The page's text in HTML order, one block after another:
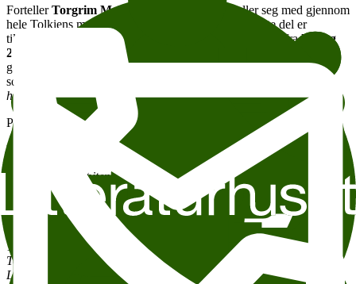
FortellerTorgrim Mellum Stene
leser og forteller seg med gjennom
hele Tolkiens mesterverk
, i to runder. Første del er
tilgjengelig fra
fredag 24. april kl. 18.30 , og andre del fralørdag
25. april kl. 18.30
. Bli med Bilbo på eventyr og hør hvordan det
gikk til at en liten hobbit fant maktens ring og utløste hendelsene
som utgjør bakteppe for Tolkiens fantastiske storverk
herre.
Passer for barn fra seks år og oppover.
Varighet: ca 40 minutter per gang.
Utdrag fra Hobbiten er gjengitt med tillatelse fra oversetter Nils
Ivar Agøy og HarperCollins Publishers. © norsk utgave Tiden
norsk forlag A/S 1972
™©1990 Frank Richard Williamsom and Christopher Reuel
Tolkien, executors of the estate of the late John Ronald Reuel
Tolkien
Published by arrangement with HarperCollins Publishers
Ltd.